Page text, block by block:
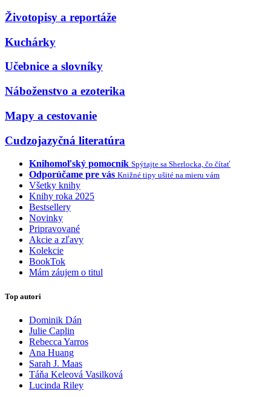
Životopisy a reportáže
Kuchárky
Učebnice a slovníky
Náboženstvo a ezoterika
Mapy a cestovanie
Cudzojazyčná literatúra
Knihomoľský pomocník Spýtajte sa Sherlocka, čo čítať
Odporúčame pre vás Knižné tipy ušité na mieru vám
Všetky knihy
Knihy roka 2025
Bestsellery
Novinky
Pripravované
Akcie a zľavy
Kolekcie
BookTok
Mám záujem o titul
Top autori
Dominik Dán
Julie Caplin
Rebecca Yarros
Ana Huang
Sarah J. Maas
Táňa Keleová Vasilková
Lucinda Riley